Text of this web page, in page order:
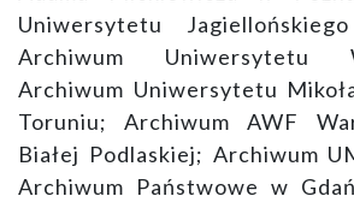
Uniwersytetu
Archiwum Uniwersytetu
Archiwum Uniwersytetu
Toruniu; Archiwum AWF
Białej Podlaskiej; Archiwum
Archiwum Państwowe w